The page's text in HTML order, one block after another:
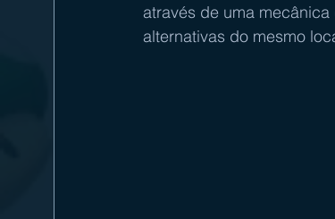
através de uma
alternativas do mesmo